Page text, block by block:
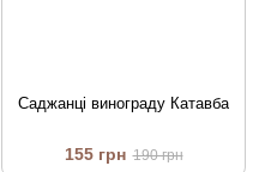
Саджанці винограду Катавба
155 грн 190 грн